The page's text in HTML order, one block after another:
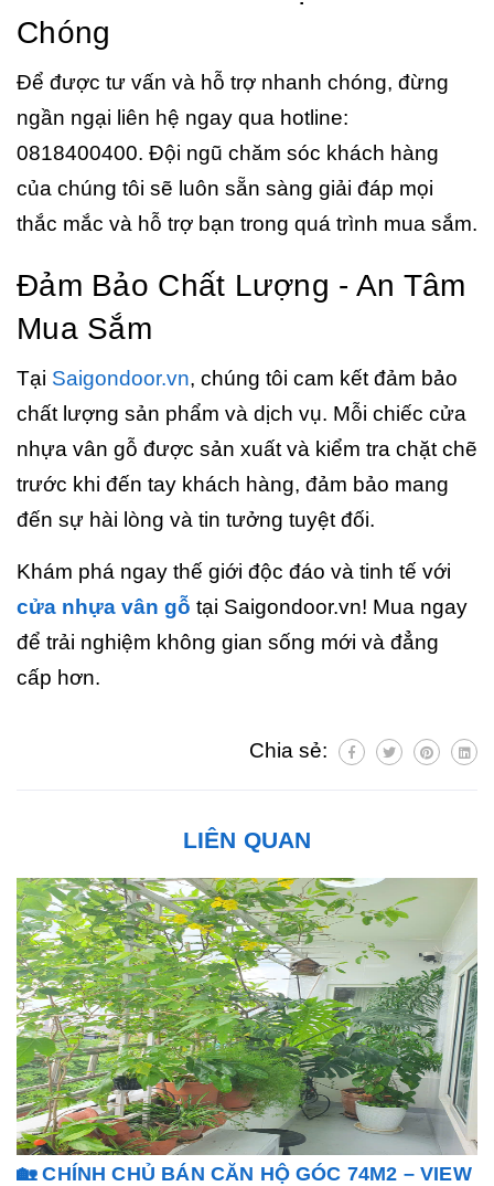
Chóng
Để được tư vấn và hỗ trợ nhanh chóng, đừng
ngần ngại liên hệ ngay qua hotline:
0818400400. Đội ngũ chăm sóc khách hàng
của chúng tôi sẽ luôn sẵn sàng giải đáp mọi
thắc mắc và hỗ trợ bạn trong quá trình mua sắm.
Đảm Bảo Chất Lượng - An Tâm
Mua Sắm
Tại Saigondoor.vn, chúng tôi cam kết đảm bảo
chất lượng sản phẩm và dịch vụ. Mỗi chiếc cửa
nhựa vân gỗ được sản xuất và kiểm tra chặt chẽ
trước khi đến tay khách hàng, đảm bảo mang
đến sự hài lòng và tin tưởng tuyệt đối.
Khám phá ngay thế giới độc đáo và tinh tế với
cửa nhựa vân gỗ tại Saigondoor.vn! Mua ngay
để trải nghiệm không gian sống mới và đẳng
cấp hơn.
Chia sẻ:
LIÊN QUAN
🏡 CHÍNH CHỦ BÁN CĂN HỘ GÓC 74M2 – VIEW